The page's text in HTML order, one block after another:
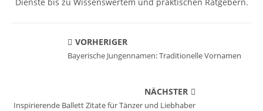
VORHERIGER
Bayerische Jungennamen: Traditionelle Vornamen
NÄCHSTER
Inspirierende Ballett Zitate für Tänzer und Liebhaber